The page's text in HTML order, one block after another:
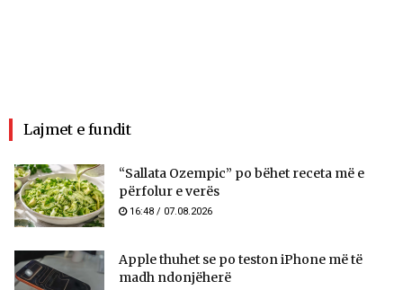
Lajmet e fundit
“Sallata Ozempic” po bëhet receta më e
përfolur e verës
16:48 / 07.08.2026
Apple thuhet se po teston iPhone më të
madh ndonjëherë